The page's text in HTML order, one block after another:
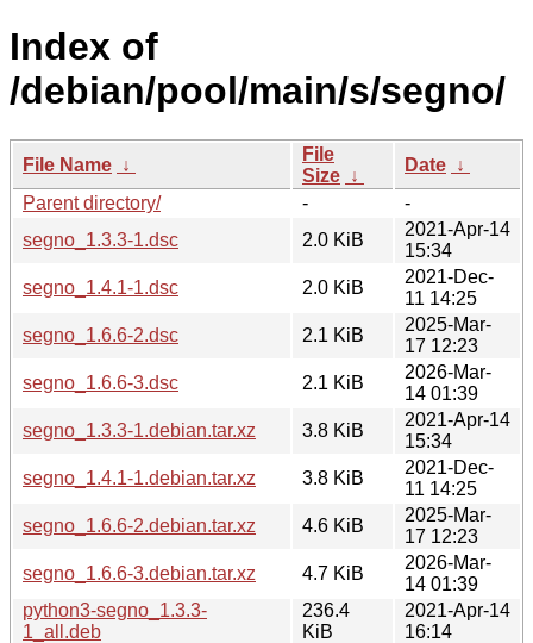
Index of
/debian/pool/main/s/segno/
File Name ↓
File
Size ↓
Date ↓
Parent directory/
-
-
segno_1.3.3-1.dsc
2.0 KiB
2021-Apr-14
15:34
segno_1.4.1-1.dsc
2.0 KiB
2021-Dec-
11 14:25
segno_1.6.6-2.dsc
2.1 KiB
2025-Mar-
17 12:23
segno_1.6.6-3.dsc
2.1 KiB
2026-Mar-
14 01:39
segno_1.3.3-1.debian.tar.xz
3.8 KiB
2021-Apr-14
15:34
segno_1.4.1-1.debian.tar.xz
3.8 KiB
2021-Dec-
11 14:25
segno_1.6.6-2.debian.tar.xz
4.6 KiB
2025-Mar-
17 12:23
segno_1.6.6-3.debian.tar.xz
4.7 KiB
2026-Mar-
14 01:39
python3-segno_1.3.3-
1_all.deb
236.4
KiB
2021-Apr-14
16:14